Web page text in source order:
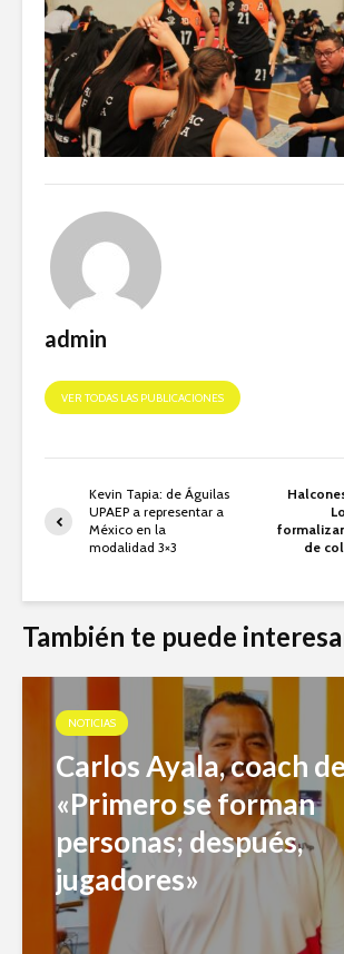
admin
VER TODAS LAS PUBLICACIONES
Kevin Tapia: de Águilas
UPAEP a representar a
México en la
modalidad 3×3
de
También te puede
NOTICIAS
Carlos Ayala, coach
«Primero se forman
personas; después,
jugadores»